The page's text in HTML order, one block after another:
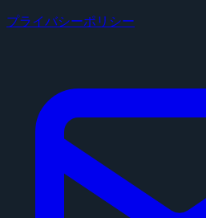
プライバシーポリシー